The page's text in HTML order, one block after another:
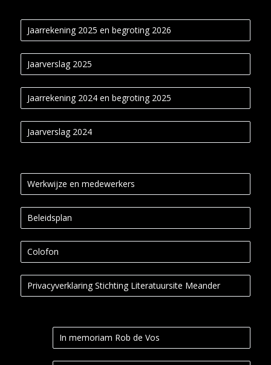
Jaarrekening 2025 en begroting 2026
Jaarverslag 2025
Jaarrekening 2024 en begroting 2025
Jaarverslag 2024
Werkwijze en medewerkers
Beleidsplan
Colofon
Privacyverklaring Stichting Literatuursite Meander
In memoriam Rob de Vos